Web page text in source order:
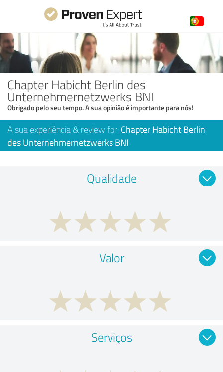
Chapter Habicht Berlin des
Unternehmernetzwerks BNI
Obrigado pelo seu tempo. A sua opinião é importante para nós!
A sua experiência & review for: Chapter Habicht Berlin
des Unternehmernetzwerks BNI
Qualidade
Valor
Serviços